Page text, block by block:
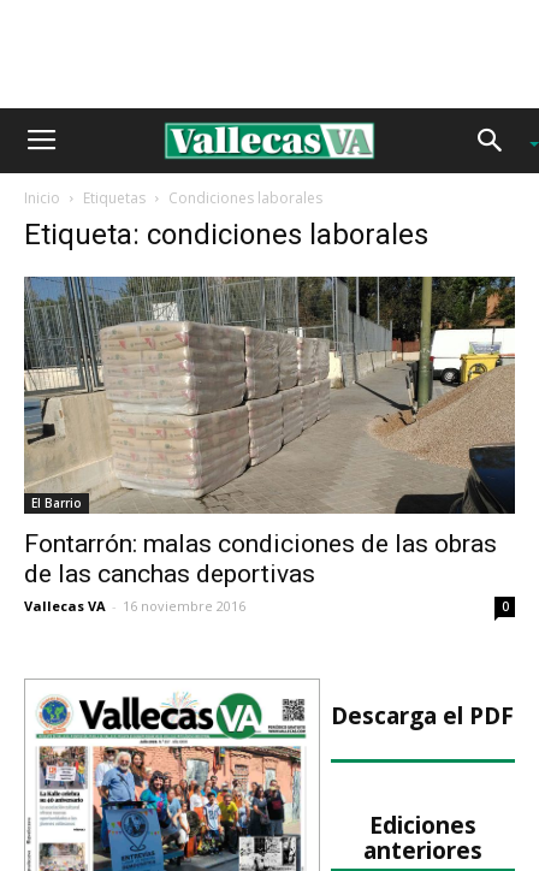
Inicio Etiquetas Condiciones laborales
Etiqueta: condiciones laborales
El Barrio
Fontarrón: malas condiciones de las obras
de las canchas deportivas
Vallecas VA - 16 noviembre 2016 0
Descarga el PDF
Ediciones
anteriores